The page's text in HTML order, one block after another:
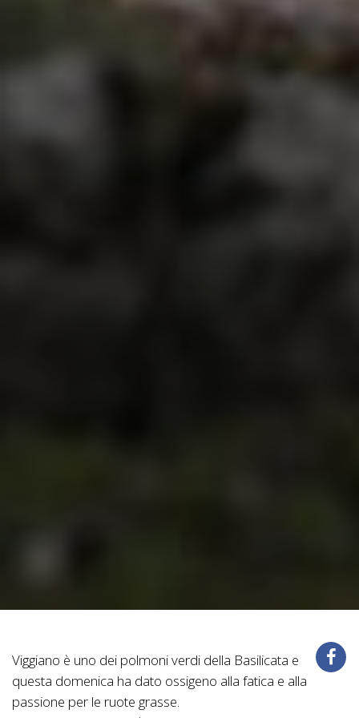
Viggiano è uno dei polmoni verdi della Basilicata e
questa domenica ha dato ossigeno alla fatica e alla
passione per le ruote grasse.